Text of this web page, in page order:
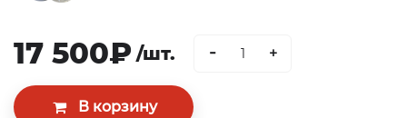
17 500₽ /шт. - +